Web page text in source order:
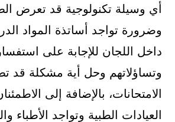
أي وسيلة تكنولوجية قد تعرض
وضرورة تواجد أساتذة المواد
داخل اللجان للإجابة على
وتساؤلاتهم وحل أية مشكلة قد
الامتحانات، بالإضافة إلى
العيادات الطبية وتواجد الأطباء